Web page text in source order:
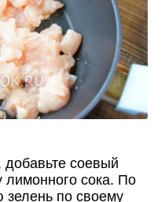
добавьте соевый
лимонного сока. По
по своему